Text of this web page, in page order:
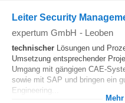
Leiter Security
expertum GmbH - Leoben
technischer Lösungen und
Umsetzung entsprechender
Umgang mit gängigen CAE-
sowie mit SAP und bringen ein
Engineering...